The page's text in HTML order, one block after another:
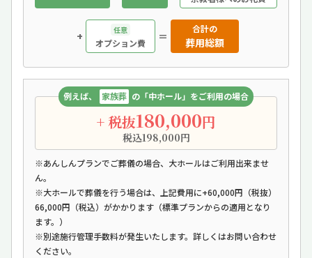
+ 任意
オプション費 ＝
合計の
葬用総額
例えば、 家族葬 の「中ホール」をご利用の場合
+ 税抜180,000円
税込198,000円
※あんしんプランでご葬儀の場合、大ホールはご利用出来ませ
ん。
※大ホールで葬儀を行う場合は、上記費用に+60,000円（税抜）
66,000円（税込）がかかります（標準プランからの適用となり
ます。）
※別途施行管理手数料が発生いたします。詳しくはお問い合わせ
ください。